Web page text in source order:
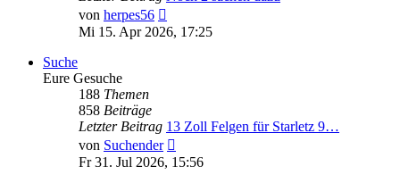
von herpes56
Beitrag
Mi 15. Apr 2026, 17:25
Suche
Eure Gesuche
188 Themen
858 Beiträge
Letzter Beitrag 13 Zoll Felgen für Starletz 9…
von Suchender
Beitrag
Fr 31. Jul 2026, 15:56